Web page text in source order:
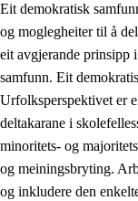
1.4
1.5 Respekt for
Eit demokratisk
og moglegheiter til å
eit avgjerande prinsipp
samfunn. Eit
Urfolksperspektivet er
deltakarane i
minoritets- og
og meiningsbryting.
og inkludere den